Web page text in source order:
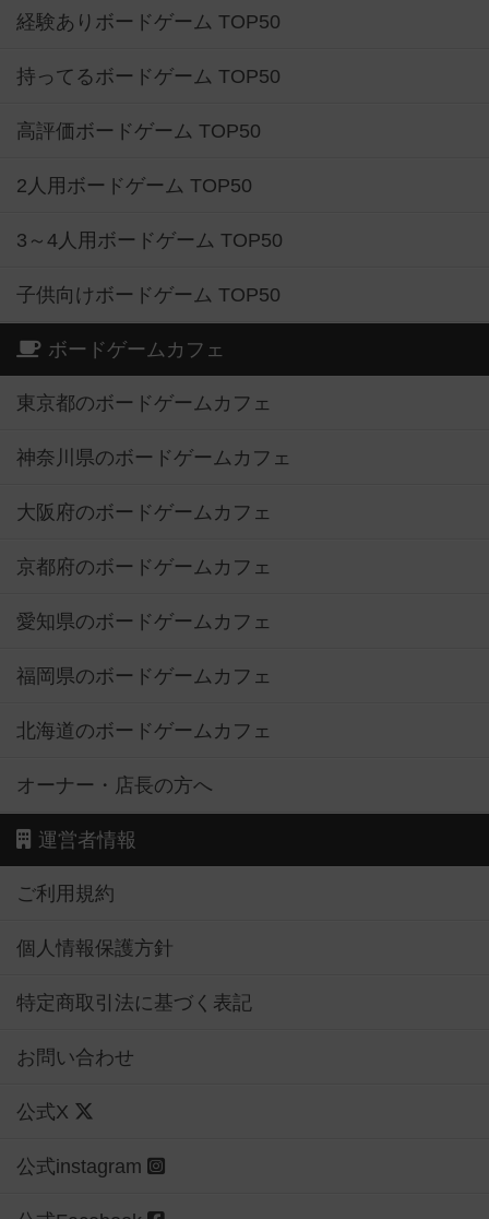
経験ありボードゲーム TOP50
持ってるボードゲーム TOP50
高評価ボードゲーム TOP50
2人用ボードゲーム TOP50
3～4人用ボードゲーム TOP50
子供向けボードゲーム TOP50
ボードゲームカフェ
東京都のボードゲームカフェ
神奈川県のボードゲームカフェ
大阪府のボードゲームカフェ
京都府のボードゲームカフェ
愛知県のボードゲームカフェ
福岡県のボードゲームカフェ
北海道のボードゲームカフェ
オーナー・店長の方へ
運営者情報
ご利用規約
個人情報保護方針
特定商取引法に基づく表記
お問い合わせ
公式X
公式instagram